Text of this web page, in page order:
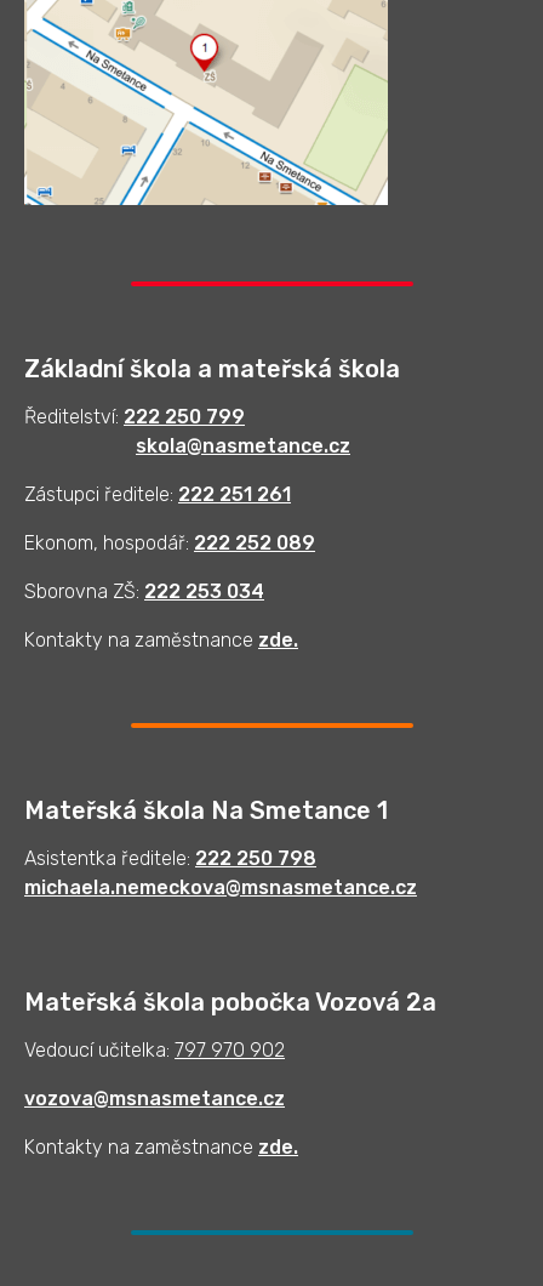
Základní škola a mateřská škola
Ředitelství: 222 250 799
skola@nasmetance.cz
Zástupci ředitele: 222 251 261
Ekonom, hospodář: 222 252 089
Sborovna ZŠ: 222 253 034
Kontakty na zaměstnance zde.
Mateřská škola Na Smetance 1
Asistentka ředitele: 222 250 798
michaela.nemeckova@msnasmetance.cz
Mateřská škola pobočka Vozová 2a
Vedoucí učitelka: 797 970 902
vozova@msnasmetance.cz
Kontakty na zaměstnance zde.